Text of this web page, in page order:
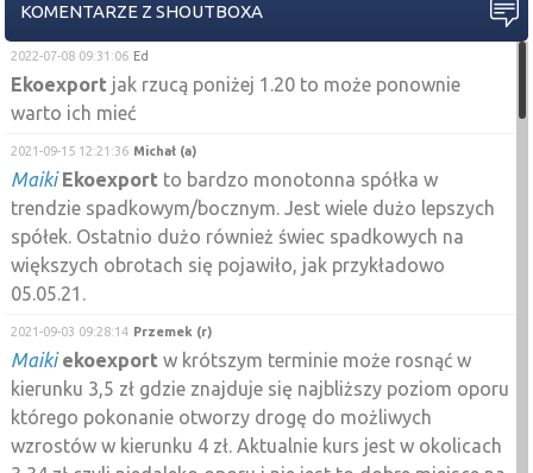
KOMENTARZE Z SHOUTBOXA
2022-07-08 09:31:06 Ed
Ekoexport jak rzucą poniżej 1.20 to może ponownie
warto ich mieć
2021-09-15 12:21:36 Michał (a)
Maiki Ekoexport to bardzo monotonna spółka w
trendzie spadkowym/bocznym. Jest wiele dużo lepszych
spółek. Ostatnio dużo również świec spadkowych na
większych obrotach się pojawiło, jak przykładowo
05.05.21.
2021-09-03 09:28:14 Przemek (r)
Maiki ekoexport w krótszym terminie może rosnąć w
kierunku 3,5 zł gdzie znajduje się najbliższy poziom oporu
którego pokonanie otworzy drogę do możliwych
wzrostów w kierunku 4 zł. Aktualnie kurs jest w okolicach